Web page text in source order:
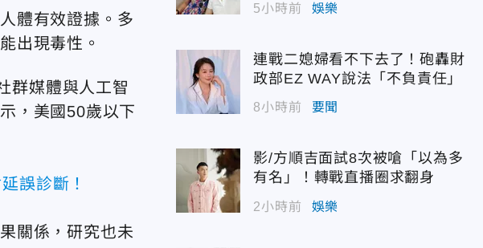
體有效證據。多
出現毒性。
群媒體與人工智
，美國50歲以下
誤診斷！
關係，研究也未
5小時前 娛樂
連戰二媳婦看不下去了！砲轟財
政部EZ WAY說法「不負責任」
8小時前 要聞
影/方順吉面試8次被嗆「以為多
有名」！轉戰直播圈求翻身
2小時前 娛樂